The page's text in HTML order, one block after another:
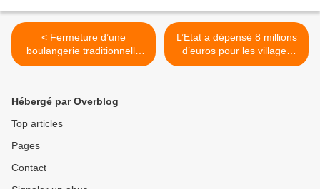
< Fermeture d’une
boulangerie traditionnelle
boulevard Lefèvre à
L’Etat a dépensé 8 millions
d’euros pour les villages
d’insertion de Roms en
Hébergé par Overblog
Top articles
Pages
Contact